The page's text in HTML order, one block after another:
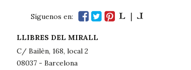
Síguenos en:
LLIBRES DEL MIRALL
C/ Bailèn, 168, local 2
08037 - Barcelona